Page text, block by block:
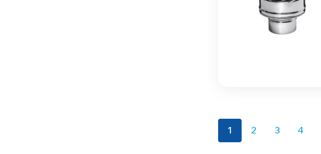
1 2 3 4